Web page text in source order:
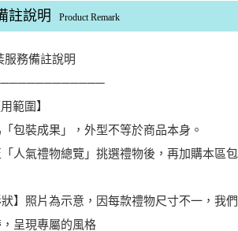
註說明 Product Remark
服務備註說明
範圍】
包裝成果」，外型不等於商品本身。
人氣禮物總覽」挑選禮物後，再加購本區包
】照片為示意，因每款禮物尺寸不一，我
呈現專屬的風格